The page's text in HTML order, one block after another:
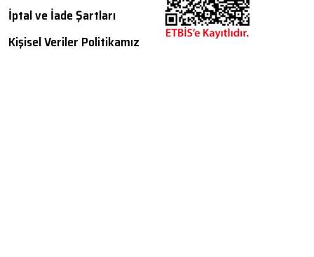
İptal ve İade Şartları
Kişisel Veriler Politikamız